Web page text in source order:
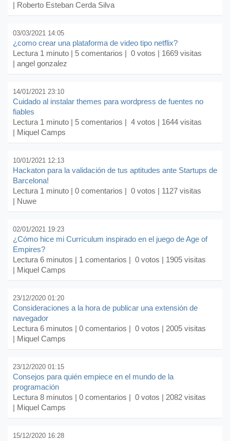
| Roberto Esteban Cerda Silva
03/03/2021 14:05
¿como crear una plataforma de video tipo netflix?
Lectura 1 minuto | 5 comentarios | 0 votos | 1669 visitas
| angel gonzalez
14/01/2021 23:10
Cuidado al instalar themes para wordpress de fuentes no
fiables
Lectura 1 minuto | 5 comentarios | 4 votos | 1644 visitas
| Miquel Camps
10/01/2021 12:13
Hackaton para la validación de tus aptitudes ante Startups de
Barcelona!
Lectura 1 minuto | 0 comentarios | 0 votos | 1127 visitas
| Nuwe
02/01/2021 19:23
¿Cómo hice mi Currículum inspirado en el juego de Age of
Empires?
Lectura 6 minutos | 1 comentarios | 0 votos | 1905 visitas
| Miquel Camps
23/12/2020 01:20
Consideraciones a la hora de publicar una extensión de
navegador
Lectura 6 minutos | 0 comentarios | 0 votos | 2005 visitas
| Miquel Camps
23/12/2020 01:15
Consejos para quién empiece en el mundo de la
programación
Lectura 8 minutos | 0 comentarios | 0 votos | 2082 visitas
| Miquel Camps
15/12/2020 16:28